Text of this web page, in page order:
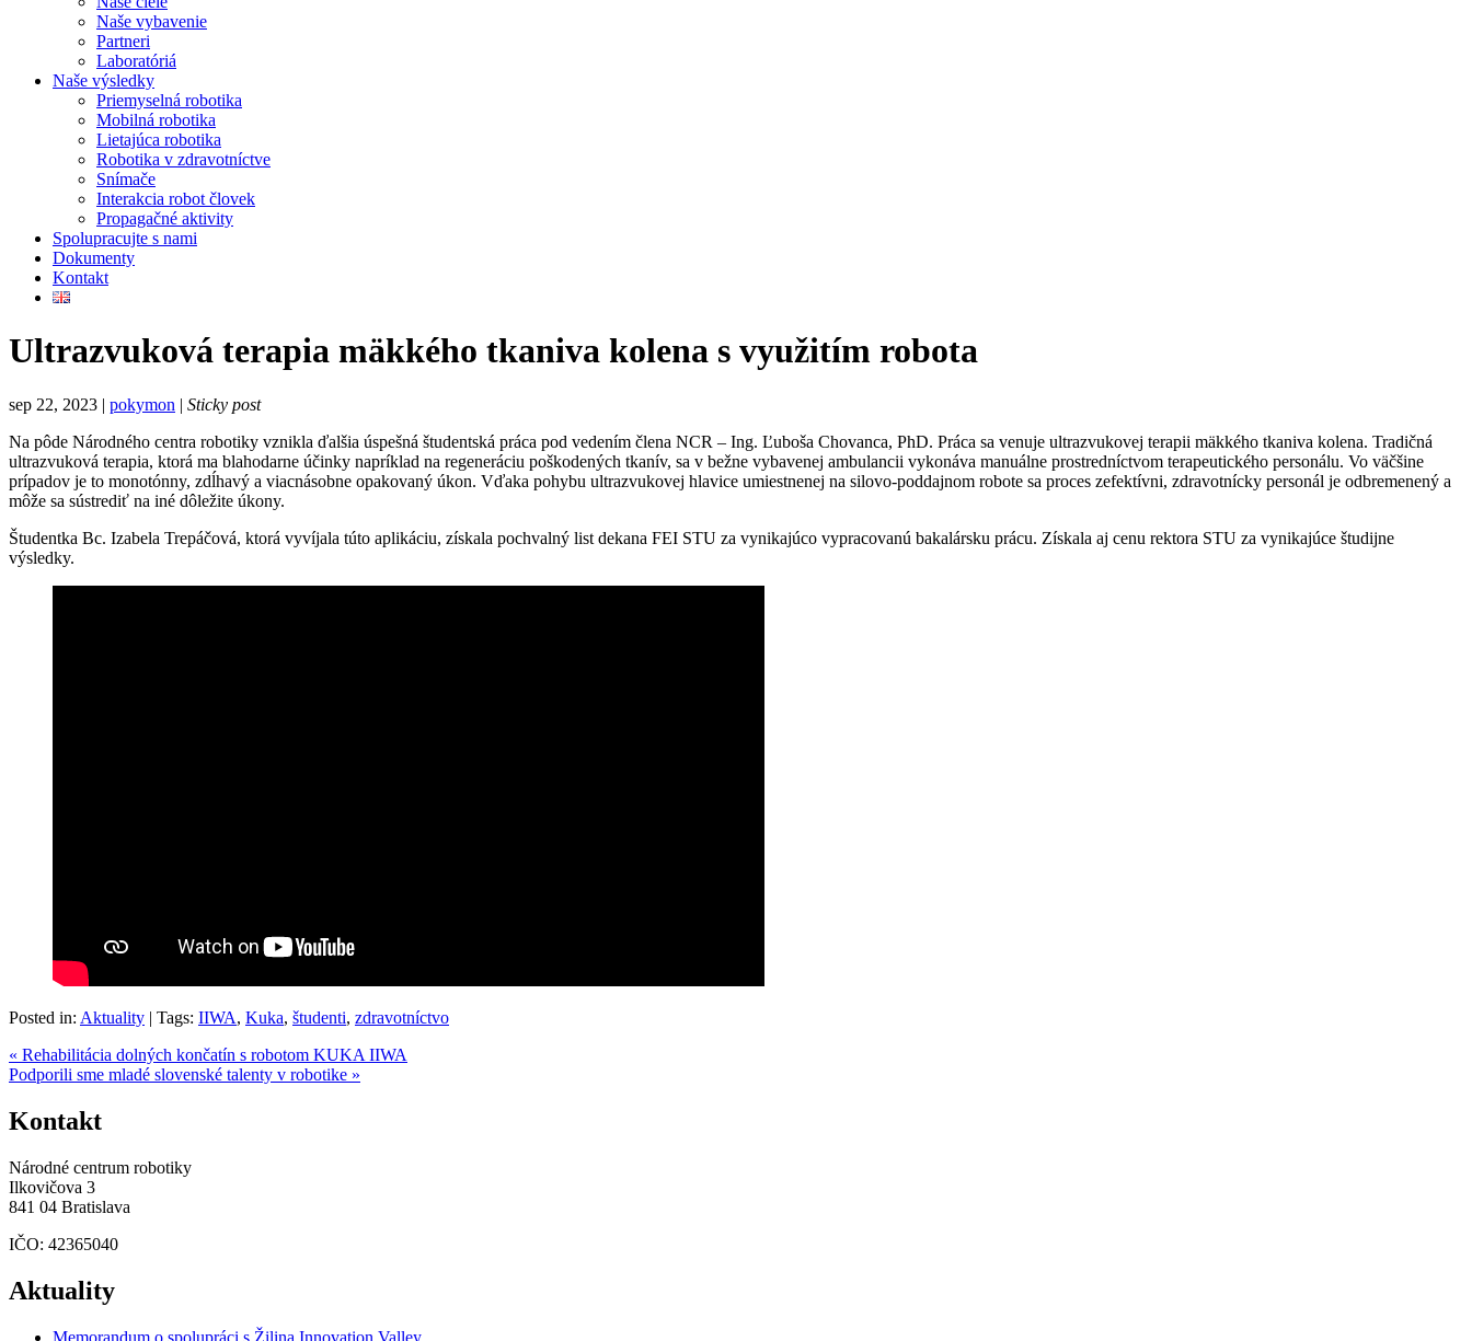
Naše vybavenie
Partneri
Laboratóriá
Naše výsledky
Priemyselná robotika
Mobilná robotika
Lietajúca robotika
Robotika v zdravotníctve
Snímače
Interakcia robot človek
Propagačné aktivity
Spolupracujte s nami
Dokumenty
Kontakt
Ultrazvuková terapia mäkkého tkaniva kolena s využitím robota
sep 22, 2023 | pokymon | Sticky post
Na pôde Národného centra robotiky vznikla ďalšia úspešná študentská práca pod vedením člena NCR – Ing. Ľuboša Chovanca, PhD. Práca sa venuje ultrazvukovej terapii mäkkého tkaniva kolena. Tradičná
ultrazvuková terapia, ktorá ma blahodarne účinky napríklad na regeneráciu poškodených tkanív, sa v bežne vybavenej ambulancii vykonáva manuálne prostredníctvom terapeutického personálu. Vo väčšine
prípadov je to monotónny, zdĺhavý a viacnásobne opakovaný úkon. Vďaka pohybu ultrazvukovej hlavice umiestnenej na silovo-poddajnom robote sa proces zefektívni, zdravotnícky personál je odbremenený a
môže sa sústrediť na iné dôležite úkony.
Študentka Bc. Izabela Trepáčová, ktorá vyvíjala túto aplikáciu, získala pochvalný list dekana FEI STU za vynikajúco vypracovanú bakalársku prácu. Získala aj cenu rektora STU za vynikajúce študijne
výsledky.
Posted in: Aktuality | Tags: IIWA, Kuka, študenti, zdravotníctvo
« Rehabilitácia dolných končatín s robotom KUKA IIWA
Podporili sme mladé slovenské talenty v robotike »
Kontakt
Národné centrum robotiky
Ilkovičova 3
841 04 Bratislava
IČO: 42365040
Aktuality
Memorandum o spolupráci s Žilina Innovation Valley